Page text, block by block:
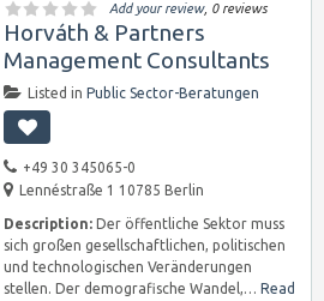
Add your review, 0 reviews
Horváth & Partners
Management Consultants
Listed in Public Sector-Beratungen
+49 30 345065-0
Lennéstraße 1 10785 Berlin
Description: Der öffentliche Sektor muss
sich großen gesellschaftlichen, politischen
und technologischen Veränderungen
stellen. Der demografische Wandel,… Read